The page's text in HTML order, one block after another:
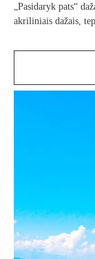
„Pasidaryk pats“
akriliniais dažais,